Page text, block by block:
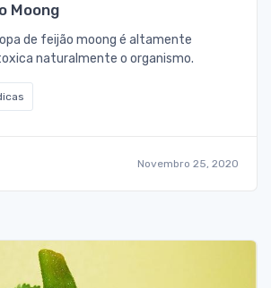
Moong
de feijão moong é altamente
naturalmente o organismo.
Novembro 25, 2020